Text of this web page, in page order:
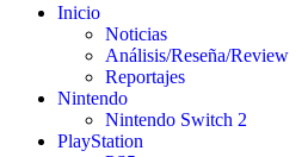
Inicio
Noticias
Análisis/Reseña/Review
Reportajes
Nintendo
Nintendo Switch 2
PlayStation